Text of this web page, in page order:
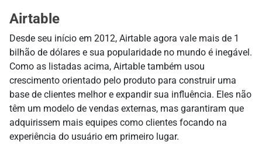
Airtable
Desde seu início em 2012, Airtable agora vale mais de 1
bilhão de dólares e sua popularidade no mundo é inegável.
Como as listadas acima, Airtable também usou
crescimento orientado pelo produto para construir uma
base de clientes melhor e expandir sua influência. Eles não
têm um modelo de vendas externas, mas garantiram que
adquirissem mais equipes como clientes focando na
experiência do usuário em primeiro lugar.